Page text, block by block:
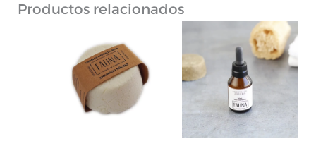
Productos relacionados
precios:
desde
$10,700.00
hasta
$13,250.00
producto
tiene
varias
variantes.